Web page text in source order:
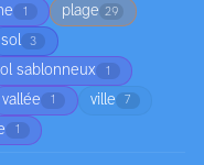
1 plage 29
sol 3
sablonneux 1
vallée 1 ville 7
1